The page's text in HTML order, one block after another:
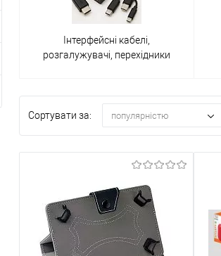
Інтерфейсні кабелі,
розгалужувачі, перехідники
Сортувати за: популярністю